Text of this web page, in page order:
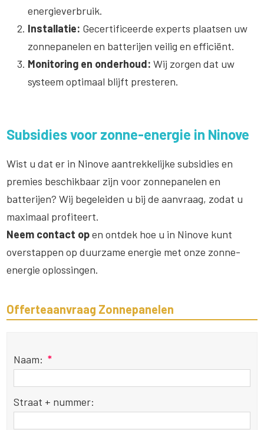
energieverbruik.
Installatie: Gecertificeerde experts plaatsen uw
zonnepanelen en batterijen veilig en efficiënt.
Monitoring en onderhoud: Wij zorgen dat uw
systeem optimaal blijft presteren.
Subsidies voor zonne-energie in Ninove
Wist u dat er in Ninove aantrekkelijke subsidies en
premies beschikbaar zijn voor zonnepanelen en
batterijen? Wij begeleiden u bij de aanvraag, zodat u
maximaal profiteert.
Neem contact open ontdek hoe u in Ninove kunt
overstappen op duurzame energie met onze zonne-
energie oplossingen.
Offerteaanvraag Zonnepanelen
Naam: *
Straat + nummer: